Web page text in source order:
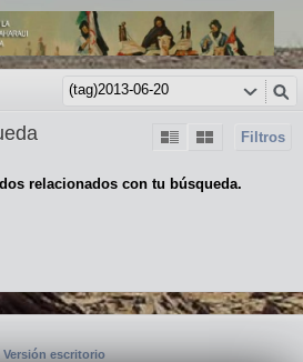
Filtros
relacionados con tu búsqueda.
Versión escritorio